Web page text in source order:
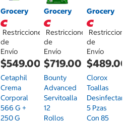
Grocery
Restricciones
de
Envío
$549.00
Cetaphil
Crema
Corporal
566 G +
250 G
Grocery
Restricciones
de
Envío
$719.00
Bounty
Advanced
Servitoalla
12
Rollos
Grocery
de
Envío
Clorox
Toallas
5 Pzas
Con 85